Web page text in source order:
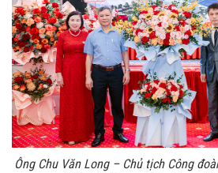
Ông Chu Văn Long – Chủ tịch Công